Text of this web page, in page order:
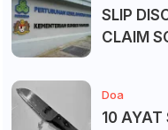
SLIP
CLAIM
Doa
10 AYAT